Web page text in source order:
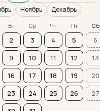
Ноябрь Декабрь
Вт Ср Чт Пт Сб
2 3 4 5 6
9 10 11 12 13
16 17 18 19 20
23 24 25 26 27